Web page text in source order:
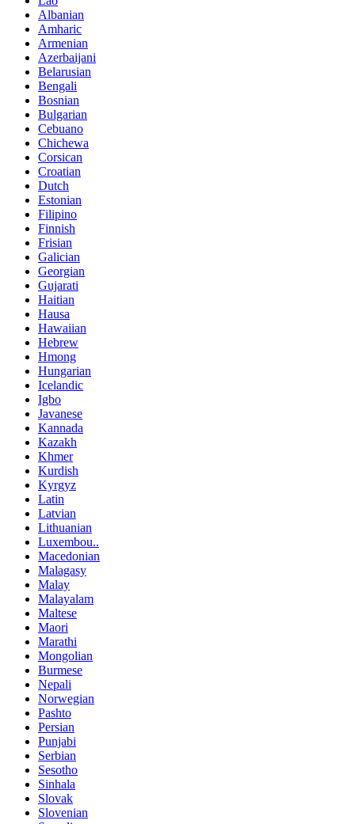
Albanian
Amharic
Armenian
Azerbaijani
Belarusian
Bengali
Bosnian
Bulgarian
Cebuano
Chichewa
Corsican
Croatian
Dutch
Estonian
Filipino
Finnish
Frisian
Galician
Georgian
Gujarati
Haitian
Hausa
Hawaiian
Hebrew
Hmong
Hungarian
Icelandic
Igbo
Javanese
Kannada
Kazakh
Khmer
Kurdish
Kyrgyz
Latin
Latvian
Lithuanian
Luxembou..
Macedonian
Malagasy
Malay
Malayalam
Maltese
Maori
Marathi
Mongolian
Burmese
Nepali
Norwegian
Pashto
Persian
Punjabi
Serbian
Sesotho
Sinhala
Slovak
Slovenian